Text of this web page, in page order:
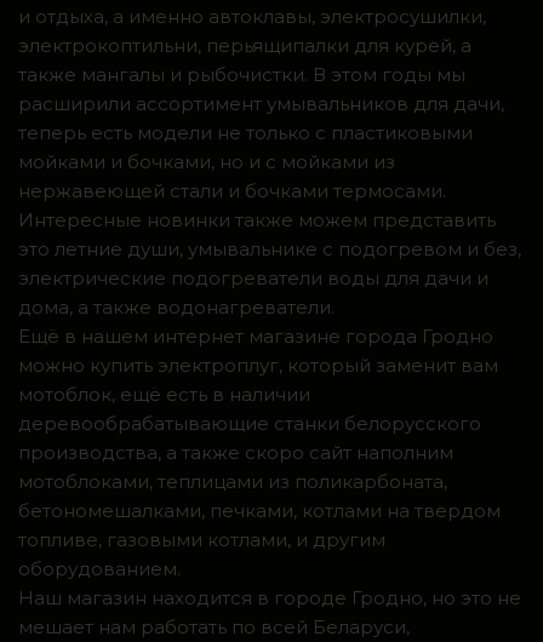
и отдыха, а именно автоклавы, электросушилки,
электрокоптильни, перьящипалки для курей, а
также мангалы и рыбочистки. В этом годы мы
расширили ассортимент умывальников для дачи,
теперь есть модели не только с пластиковыми
мойками и бочками, но и с мойками из
нержавеющей стали и бочками термосами.
Интересные новинки также можем представить
это летние души, умывальнике с подогревом и без,
электрические подогреватели воды для дачи и
дома, а также водонагреватели.
Ещё в нашем интернет магазине города Гродно
можно купить электроплуг, который заменит вам
мотоблок, ещё есть в наличии
деревообрабатывающие станки белорусского
производства, а также скоро сайт наполним
мотоблоками, теплицами из поликарбоната,
бетономешалками, печками, котлами на твердом
топливе, газовыми котлами, и другим
оборудованием.
Наш магазин находится в городе Гродно, но это не
мешает нам работать по всей Беларуси,